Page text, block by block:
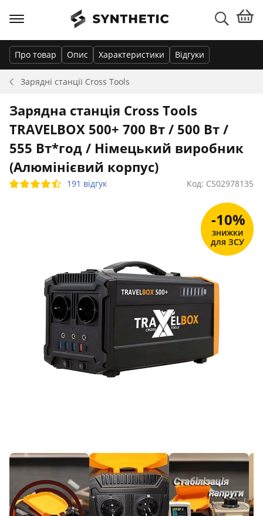
Зарядні станції Cross Tools
Про товар Опис Характеристики Відгуки
Зарядна станція Cross Tools
TRAVELBOX 500+ 700 Вт / 500 Вт /
555 Вт*год / Німецький виробник
(Алюмінієвий корпус)
191 відгук Код: CS02978135
-10%
знижки
для ЗСУ